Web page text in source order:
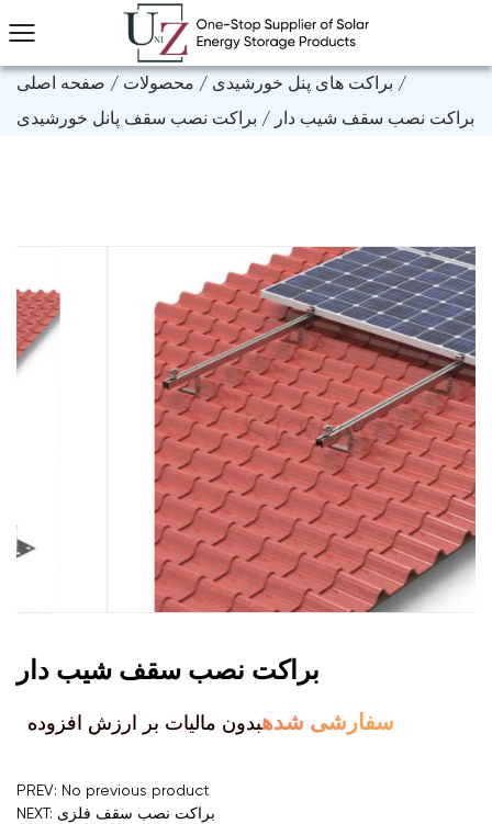
صفحه اصلی / محصولات / براکت های پنل خورشیدی /
براکت نصب سقف پانل خورشیدی / براکت نصب سقف شیب دار
براکت نصب سقف شیب دار
سفارشی شدهبدون مالیات بر ارزش افزوده
PREV: No previous product
NEXT: براکت نصب سقف فلزی